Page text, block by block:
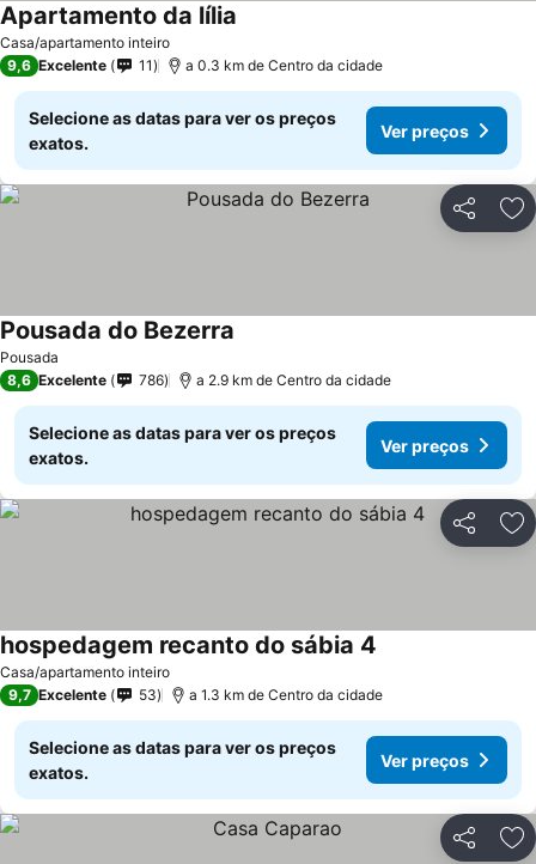
Casa/apartamento inteiro
Apartamento da lília
9,6 Excelente 11 a 0.3 km de Centro da cidade
Selecione as datas para ver os preços
exatos.
Ver preços
Partilhar
Pousada
Pousada do Bezerra
8,6 Excelente 786 a 2.9 km de Centro da cidade
Selecione as datas para ver os preços
exatos.
Ver preços
Partilhar
Casa/apartamento inteiro
hospedagem recanto do sábia 4
9,7 Excelente 53 a 1.3 km de Centro da cidade
Selecione as datas para ver os preços
exatos.
Ver preços
Partilhar